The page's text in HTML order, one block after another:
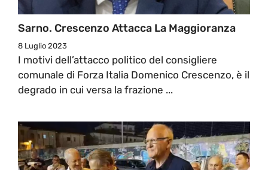
Sarno. Crescenzo Attacca La Maggioranza
8 Luglio 2023
I motivi dell’attacco politico del consigliere
comunale di Forza Italia Domenico Crescenzo, è il
degrado in cui versa la frazione ...